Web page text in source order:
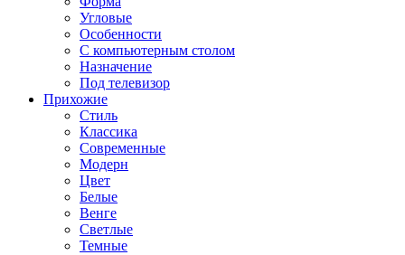
Угловые
Особенности
С компьютерным столом
Назначение
Под телевизор
Прихожие
Стиль
Классика
Современные
Модерн
Цвет
Белые
Венге
Светлые
Темные